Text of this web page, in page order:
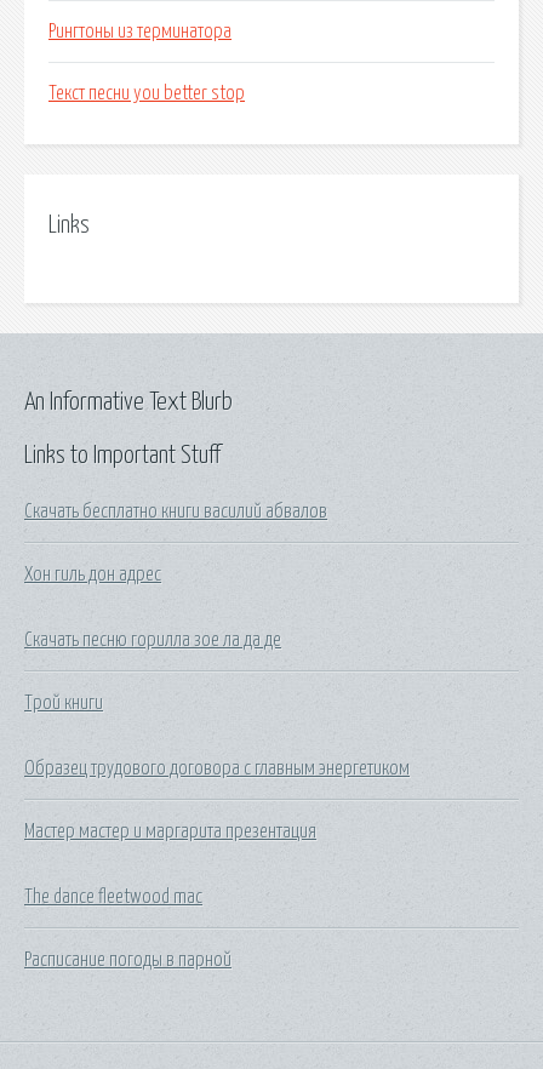
Рингтоны из терминатора
Текст песни you better stop
Links
Links to Important Stuff
Скачать бесплатно книги василий абвалов
Хон гиль дон адрес
Скачать песню горилла зое ла да де
Трой книги
Образец трудового договора с главным энергетиком
Мастер мастер и маргарита презентация
The dance fleetwood mac
Расписание погоды в парной
An Informative Text Blurb